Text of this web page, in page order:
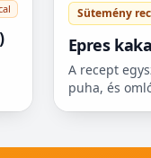
Sütemény
Epres
A recept
puha, és